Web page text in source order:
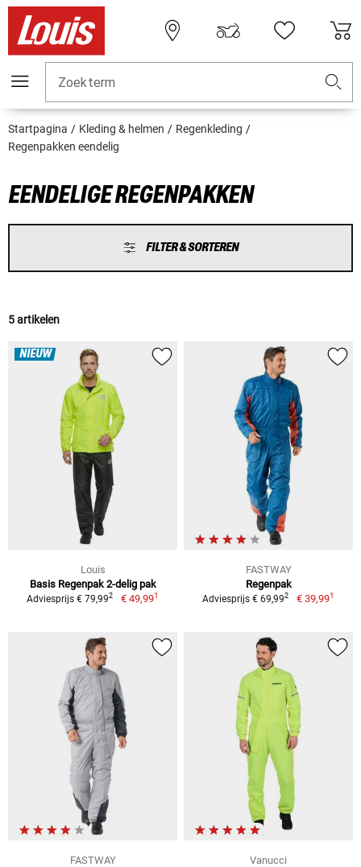
Zoekterm
Startpagina Kleding & helmen
Regenkleding
Regenpakken eendelig
EENDELIGE REGENPAKKEN
FILTER & SORTEREN
5 artikelen
NIEUW
Louis
Basis Regenpak 2-delig pak
Adviesprijs € 79,992 € 49,991
FASTWAY
Regenpak
Adviesprijs € 69,992 € 39,991
FASTWAY
Vanucci